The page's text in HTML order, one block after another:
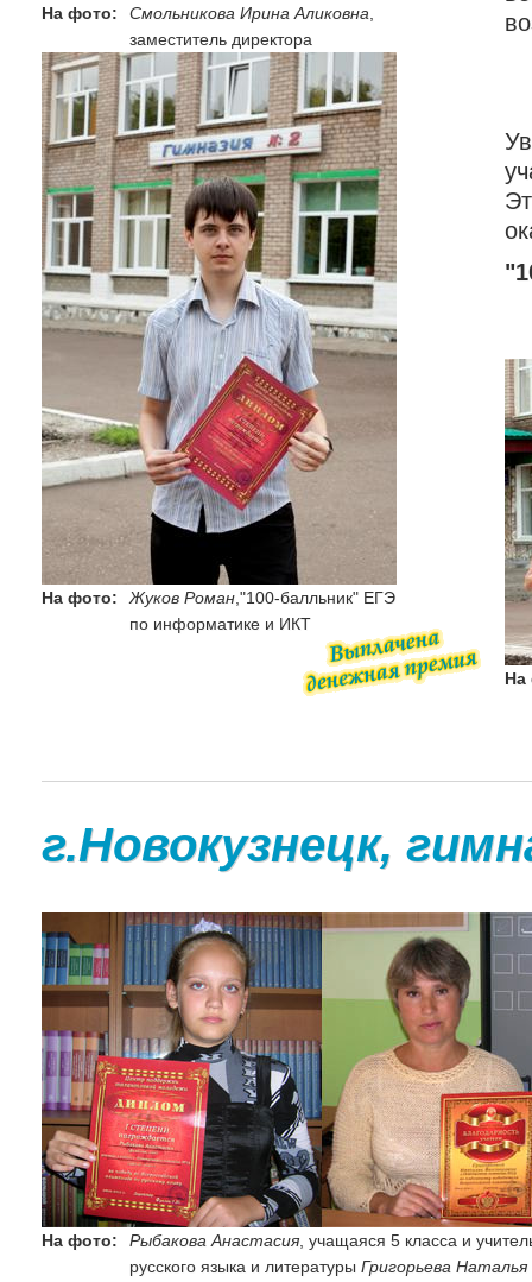
На фото: Смольникова Ирина Аликовна
заместитель директора
На фото: Жуков Роман ,"100-балльник" ЕГЭ
по информатике и ИКТ
На
г.Новокузнецк,
На фото: Рыбакова Анастасия , учащаяся 5 класса и
русского языка и литературы Григорьева Наталья